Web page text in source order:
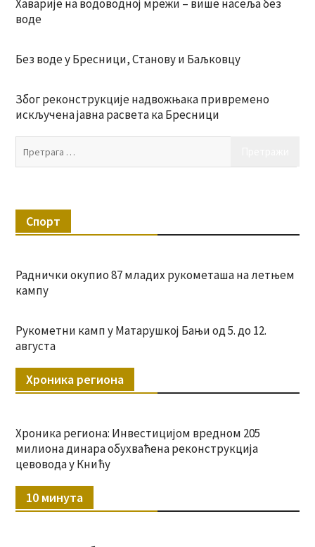
Хаварије на водоводној мрежи – више насеља без
воде
Без воде у Бресници, Станову и Баљковцу
Због реконструкције надвожњака привремено
искључена јавна расвета ка Бресници
Спорт
Раднички окупио 87 младих рукометаша на летњем
кампу
Рукометни камп у Матарушкој Бањи од 5. до 12.
августа
Хроника региона
Хроника региона: Инвестицијом вредном 205
милиона динара обухваћена реконструкција
цевовода у Книћу
10 минута